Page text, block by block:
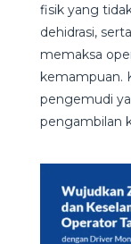
fisik yang
dehidrasi,
memaksa
kemampuan.
pengemudi
pengambilan